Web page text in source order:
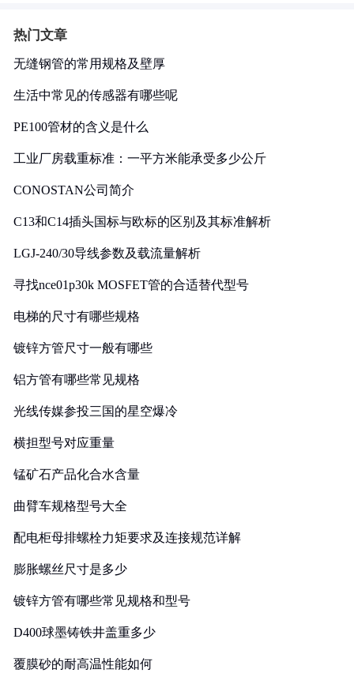
热门文章
无缝钢管的常用规格及壁厚
生活中常见的传感器有哪些呢
PE100管材的含义是什么
工业厂房载重标准：一平方米能承受多少公斤
CONOSTAN公司简介
C13和C14插头国标与欧标的区别及其标准解析
LGJ-240/30导线参数及载流量解析
寻找nce01p30k MOSFET管的合适替代型号
电梯的尺寸有哪些规格
镀锌方管尺寸一般有哪些
铝方管有哪些常见规格
光线传媒参投三国的星空爆冷
横担型号对应重量
锰矿石产品化合水含量
曲臂车规格型号大全
配电柜母排螺栓力矩要求及连接规范详解
膨胀螺丝尺寸是多少
镀锌方管有哪些常见规格和型号
D400球墨铸铁井盖重多少
覆膜砂的耐高温性能如何